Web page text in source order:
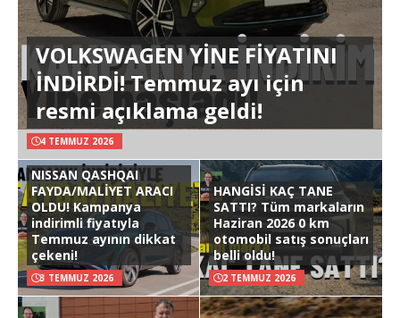
VOLKSWAGEN YİNE FİYATINI
İNDİRDİ! Temmuz ayı için
resmi açıklama geldi!
4 TEMMUZ 2026
NISSAN QASHQAI
FAYDA/MALİYET ARACI
OLDU! Kampanya
indirimli fiyatıyla
Temmuz ayının dikkat
çekeni!
3 TEMMUZ 2026
HANGİSİ KAÇ TANE
SATTI? Tüm markaların
Haziran 2026 0 km
otomobil satış sonuçları
belli oldu!
2 TEMMUZ 2026